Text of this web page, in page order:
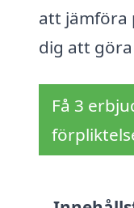
att jämföra
dig att
Få 3